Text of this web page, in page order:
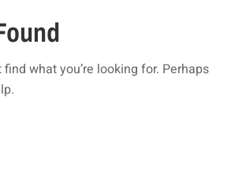
find what you’re looking for. Perhaps